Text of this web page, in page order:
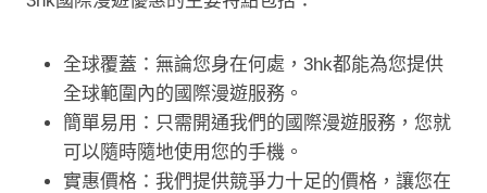
全球覆蓋：無論您身在何處，3hk都能為您提供
全球範圍內的國際漫遊服務。
簡單易用：只需開通我們的國際漫遊服務，您就
可以隨時隨地使用您的手機。
實惠價格：我們提供競爭力十足的價格，讓您在